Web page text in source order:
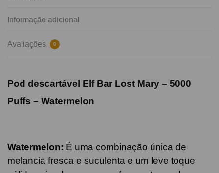
Informação adicional
Avaliações 0
Pod descartável Elf Bar Lost Mary – 5000
Puffs – Watermelon
Watermelon: É uma combinação única de
melancia fresca e suculenta e um leve toque